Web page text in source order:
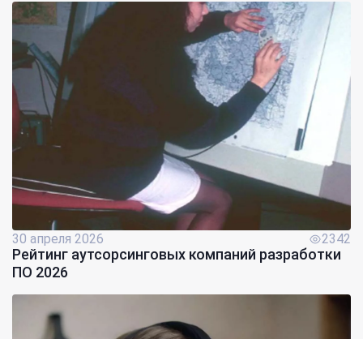
30 апреля 2026 2342
Рейтинг аутсорсинговых компаний разработки
ПО 2026